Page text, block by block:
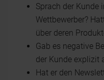
Sprach der Kunde
Wettbewerber?
über deren
Gab es negative
der Kunde explizit
Hat er den